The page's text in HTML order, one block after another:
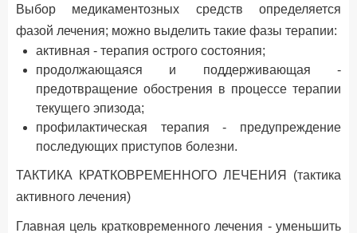
Выбор медикаментозных средств определяется
фазой лечения; можно выделить такие фазы терапии:
активная - терапия острого состояния;
продолжающаяся и поддерживающая -
предотвращение обострения в процессе терапии
текущего эпизода;
профилактическая терапия - предупреждение
последующих приступов болезни.
ТАКТИКА КРАТКОВРЕМЕННОГО ЛЕЧЕНИЯ (тактика
активного лечения)
Главная цель кратковременного лечения - уменьшить